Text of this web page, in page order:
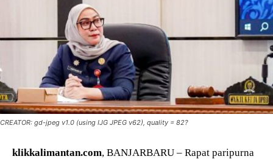
CREATOR: gd-jpeg v1.0 (using IJG JPEG v62), quality = 82?
klikkalimantan.com, BANJARBARU – Rapat paripurna